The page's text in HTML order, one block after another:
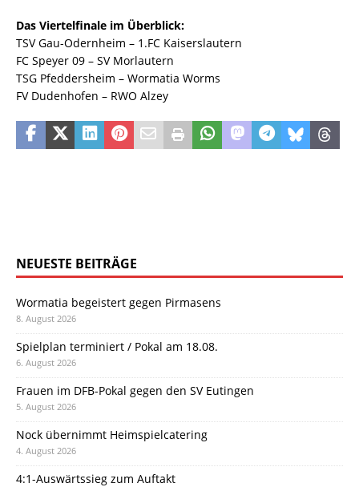
Das Viertelfinale im Überblick:
TSV Gau-Odernheim – 1.FC Kaiserslautern
FC Speyer 09 – SV Morlautern
TSG Pfeddersheim – Wormatia Worms
FV Dudenhofen – RWO Alzey
NEUESTE BEITRÄGE
Wormatia begeistert gegen Pirmasens
8. August 2026
Spielplan terminiert / Pokal am 18.08.
6. August 2026
Frauen im DFB-Pokal gegen den SV Eutingen
5. August 2026
Nock übernimmt Heimspielcatering
4. August 2026
4:1-Auswärtssieg zum Auftakt